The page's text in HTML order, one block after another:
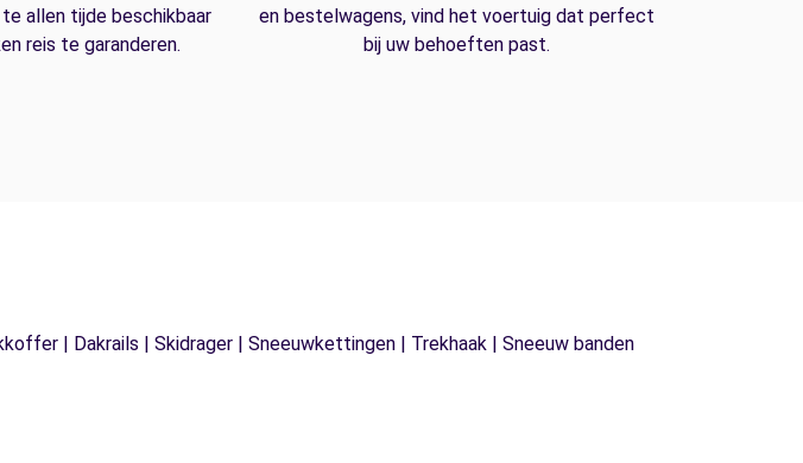
allen tijde beschikbaar
reis te garanderen.
en bestelwagens, vind het voertuig dat perfect
bij uw behoeften past.
| Dakrails | Skidrager | Sneeuwkettingen | Trekhaak | Sneeuw banden